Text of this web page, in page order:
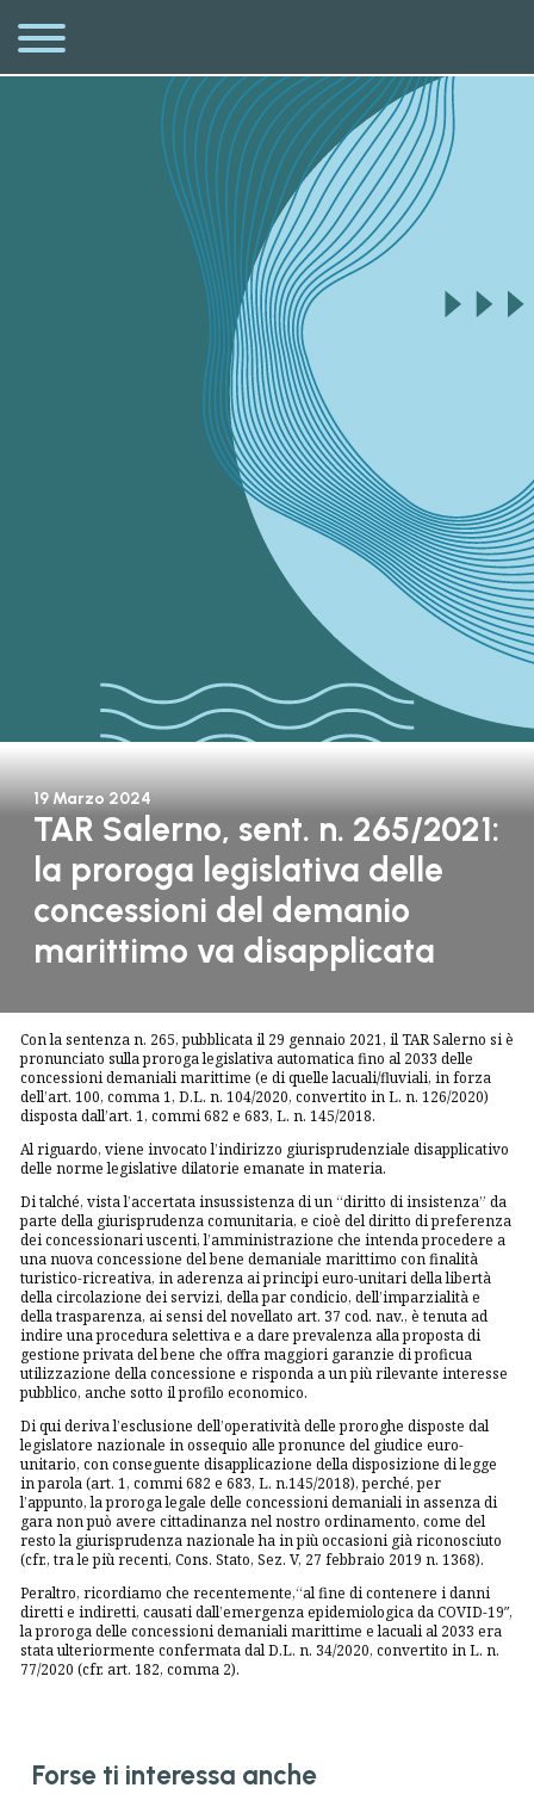
19 Marzo 2024
TAR Salerno, sent. n. 265/2021:
la proroga legislativa delle
concessioni del demanio
marittimo va disapplicata
Con la sentenza n. 265, pubblicata il 29 gennaio 2021, il TAR Salerno si è
pronunciato sulla proroga legislativa automatica fino al 2033 delle
concessioni demaniali marittime (e di quelle lacuali/fluviali, in forza
dell’art. 100, comma 1, D.L. n. 104/2020, convertito in L. n. 126/2020)
disposta dall’art. 1, commi 682 e 683, L. n. 145/2018.
Al riguardo, viene invocato l’indirizzo giurisprudenziale disapplicativo
delle norme legislative dilatorie emanate in materia.
Di talché, vista l’accertata insussistenza di un “diritto di insistenza” da
parte della giurisprudenza comunitaria, e cioè del diritto di preferenza
dei concessionari uscenti, l’amministrazione che intenda procedere a
una nuova concessione del bene demaniale marittimo con finalità
turistico-ricreativa, in aderenza ai principi euro-unitari della libertà
della circolazione dei servizi, dellapar condicio, dell’imparzialità e
della trasparenza, ai sensi del novellato art. 37 cod. nav., è tenuta ad
indire una procedura selettiva e a dare prevalenza alla proposta di
gestione privata del bene che offra maggiori garanzie di proficua
utilizzazione della concessione e risponda a un più rilevante interesse
pubblico, anche sotto il profilo economico.
Di qui deriva l’esclusione dell’operatività delle proroghe disposte dal
legislatore nazionale in ossequio alle pronunce del giudice euro-
unitario, con conseguente disapplicazione della disposizione di legge
in parola (art. 1, commi 682 e 683, L. n.145/2018), perché, per
l’appunto, la proroga legale delle concessioni demaniali in assenza di
gara non può avere cittadinanza nel nostro ordinamento, come del
resto la giurisprudenza nazionale ha in più occasioni già riconosciuto
(cfr., tra le più recenti, Cons. Stato, Sez. V, 27 febbraio 2019 n. 1368).
Peraltro, ricordiamo che recentemente,“al fine di contenere i danni
diretti e indiretti, causati dall’emergenza epidemiologica da COVID-19″,
la proroga delle concessioni demaniali marittime e lacuali al 2033 era
stata ulteriormente confermata dal D.L. n. 34/2020, convertito in L. n.
77/2020 (cfr. art. 182, comma 2).
Forse ti interessa anche